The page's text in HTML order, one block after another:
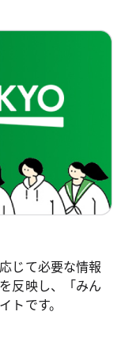
じて必要な情報
反映し、「みん
トです。